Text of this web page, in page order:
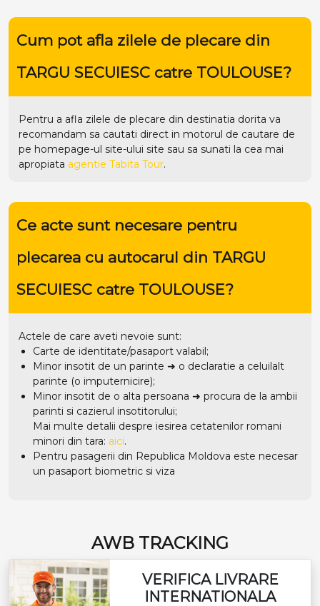
Cum pot afla zilele de plecare din
TARGU SECUIESC catre TOULOUSE?
Pentru a afla zilele de plecare din destinatia dorita va
recomandam sa cautati direct in motorul de cautare de
pe homepage-ul site-ului site sau sa sunati la cea mai
apropiata agentie Tabita Tour.
Ce acte sunt necesare pentru
plecarea cu autocarul din TARGU
SECUIESC catre TOULOUSE?
Actele de care aveti nevoie sunt:
Carte de identitate/pasaport valabil;
Minor insotit de un parinte ➜ o declaratie a celuilalt
parinte (o imputernicire);
Minor insotit de o alta persoana ➜ procura de la ambii
parinti si cazierul insotitorului;
Mai multe detalii despre iesirea cetatenilor romani
minori din tara: aici.
Pentru pasagerii din Republica Moldova este necesar
un pasaport biometric si viza
AWB TRACKING
VERIFICA LIVRARE
INTERNATIONALA